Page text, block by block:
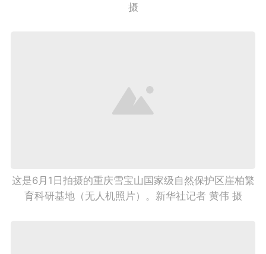
摄
这是6月1日拍摄的重庆雪宝山国家级自然保护区崖柏繁
育科研基地（无人机照片）。新华社记者 黄伟 摄